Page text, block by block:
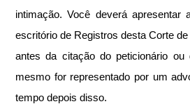
intimação. Você deverá
escritório de Registros desta Corte
antes da citação do peticionário
mesmo for representado por um
tempo depois disso.